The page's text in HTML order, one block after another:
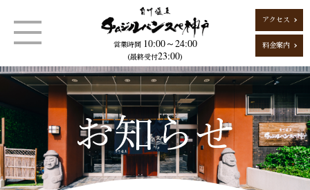
営業時間 10:00～24:00
（最終受付23:00）
アクセス
料金案内